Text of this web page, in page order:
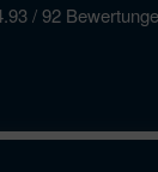
/ 92